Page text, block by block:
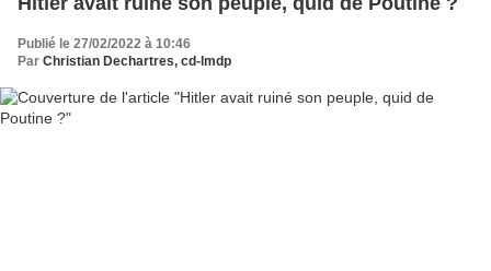
Publié le 27/02/2022 à 10:46
Par Christian Dechartres, cd-lmdp